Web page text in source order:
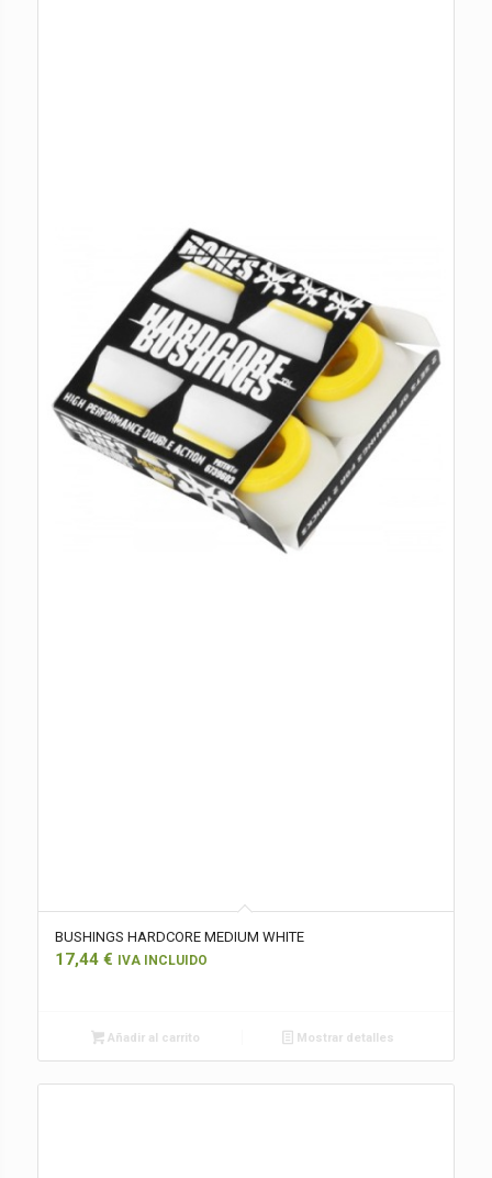
BUSHINGS HARDCORE MEDIUM WHITE
17,44 € IVA INCLUIDO
Añadir al carrito Mostrar detalles